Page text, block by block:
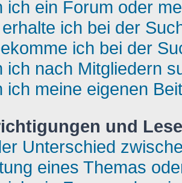
ich ein Forum oder
ich bei der
ich bei der
ich nach Mitgliedern
ich meine eigenen
und
Unterschied
eines Themas